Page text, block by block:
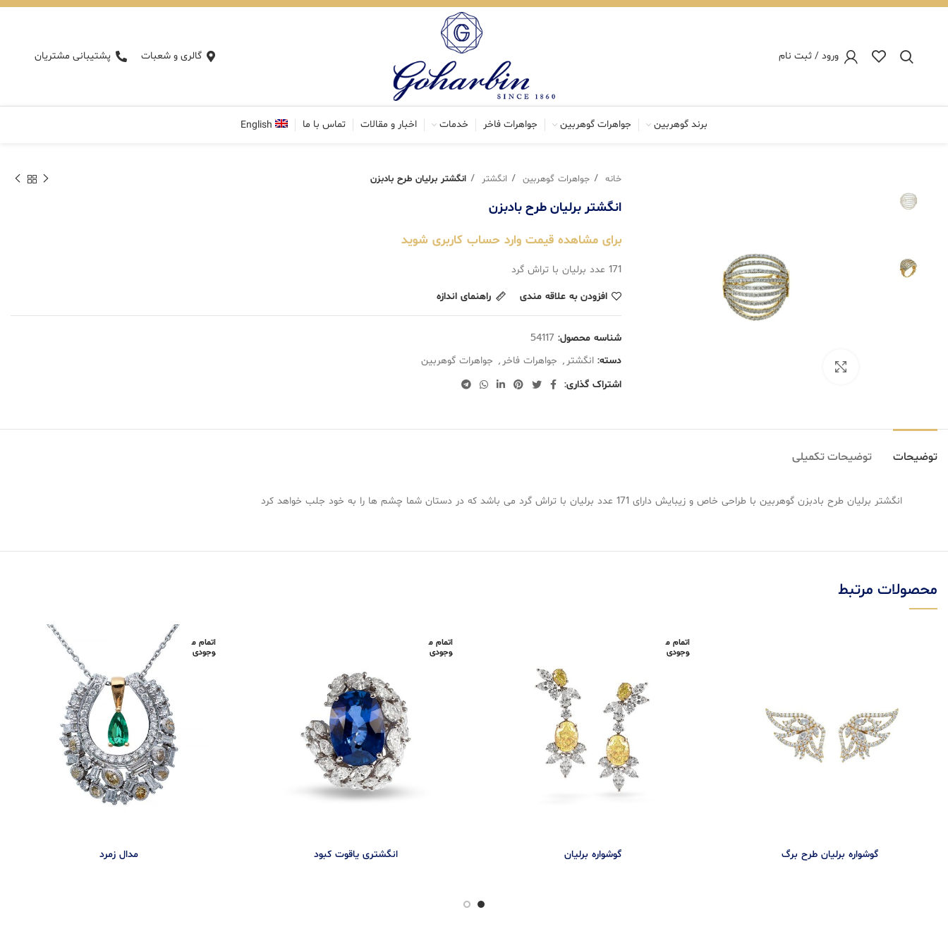
ورود / ثبت نام گالری و شعبات پشتیبانی مشتریان
برند گوهربین جواهرات گوهربین جواهرات فاخر خدمات اخبار و مقالات تماس با ما English
خانه جواهرات گوهربین انگشتر انگشتر برلیان طرح بادبزن
انگشتر برلیان طرح بادبزن
برای مشاهده قیمت وارد حساب کاربری شوید
171 عدد برلیان با تراش گرد
افزودن به علاقه مندی
راهنمای اندازه
شناسه محصول: 54117
دسته: انگشتر , جواهرات فاخر , جواهرات گوهربین
اشتراک گذاری:
توضیحات توضیحات تکمیلی
انگشتر برلیان طرح بادبزن گوهربین با طراحی خاص و زیبایش دارای 171 عدد برلیان با تراش گرد می باشد که در دستان شما چشم ها را به خود جلب خواهد کرد
محصولات مرتبط
گوشواره برلیان طرح برگ
اتمام م
وجودی
گوشواره برليان
اتمام م
وجودی
انگشتری یاقوت كبود
اتمام م
وجودی
مدال زمرد